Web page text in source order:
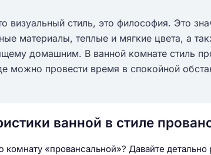
визуальный стиль, это философия. Это
материалы, теплые и мягкие цвета, а
домашним. В ванной комнате стиль
можно провести время в спокойной
ванной в стиле
«провансальной»? Давайте